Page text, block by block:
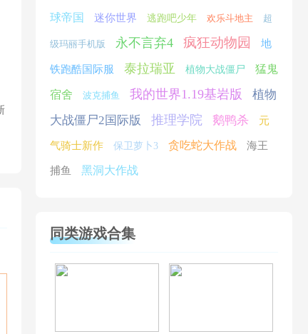
球帝国 迷你世界 逃跑吧少年 欢乐斗地主 超
级玛丽手机版 永不言弃4 疯狂动物园 地
铁跑酷国际服 泰拉瑞亚 植物大战僵尸 猛鬼
宿舍 波克捕鱼 我的世界1.19基岩版
植物
大战僵尸2国际版
推理学院 鹅鸭杀 元
气骑士新作 保卫萝卜3 贪吃蛇大作战 海王
捕鱼 黑洞大作战
同类游戏合集